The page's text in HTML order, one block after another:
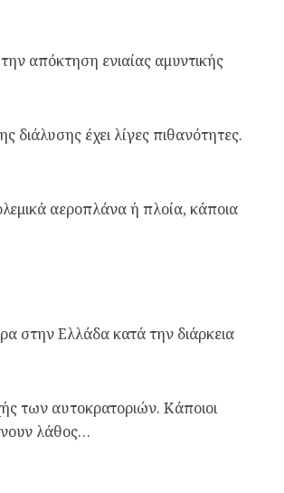
απόκτηση ενιαίας αμυντικής
διάλυσης έχει λίγες πιθανότητες.
αεροπλάνα ή πλοία, κάποια
στην Ελλάδα κατά την διάρκεια
των αυτοκρατοριών. Κάποιοι
λάθος…